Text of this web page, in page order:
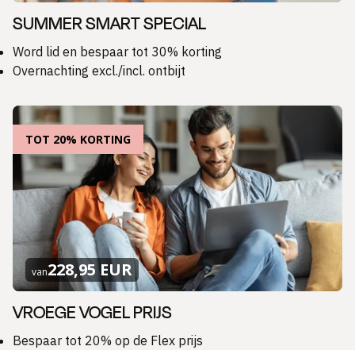
SUMMER SMART SPECIAL
Word lid en bespaar tot 30% korting
Overnachting excl./incl. ontbijt
TOT 20% KORTING
van228,95 EUR
VROEGE VOGEL PRIJS
Bespaar tot 20% op de Flex prijs